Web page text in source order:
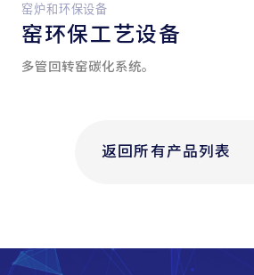
窑炉和环保设备
窑环保工艺设备
多管回转窑碳化系统。
返回所有产品列表